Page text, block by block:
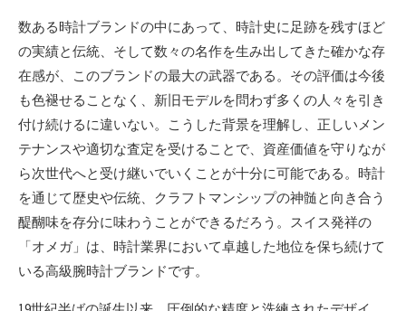
数ある時計ブランドの中にあって、時計史に足跡を残すほど
の実績と伝統、そして数々の名作を生み出してきた確かな存
在感が、このブランドの最大の武器である。その評価は今後
も色褪せることなく、新旧モデルを問わず多くの人々を引き
付け続けるに違いない。こうした背景を理解し、正しいメン
テナンスや適切な査定を受けることで、資産価値を守りなが
ら次世代へと受け継いでいくことが十分に可能である。時計
を通じて歴史や伝統、クラフトマンシップの神髄と向き合う
醍醐味を存分に味わうことができるだろう。スイス発祥の
「オメガ」は、時計業界において卓越した地位を保ち続けて
いる高級腕時計ブランドです。